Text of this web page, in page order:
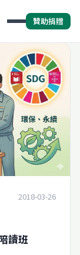
贊助捐贈
2018-03-26
讀班